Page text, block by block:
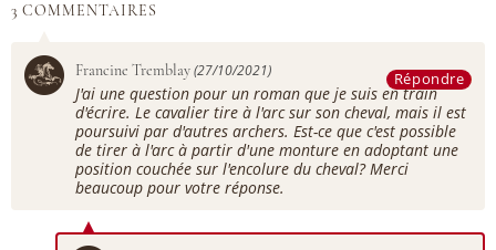
3 COMMENTAIRES
Francine Tremblay(27/10/2021) Répondre
J'ai une question pour un roman que je suis en train
d'écrire. Le cavalier tire à l'arc sur son cheval, mais il est
poursuivi par d'autres archers. Est-ce que c'est possible
de tirer à l'arc à partir d'une monture en adoptant une
position couchée sur l'encolure du cheval? Merci
beaucoup pour votre réponse.